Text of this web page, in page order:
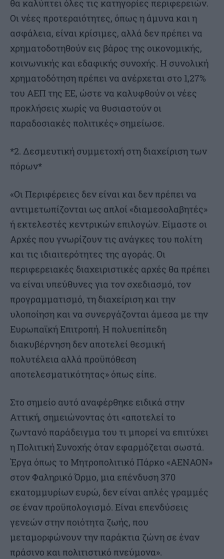
θα καλύπτει όλες τις κατηγορίες περιφερειών.
Οι νέες προτεραιότητες, όπως η άμυνα και η
ασφάλεια, είναι κρίσιμες, αλλά δεν πρέπει να
χρηματοδοτηθούν εις βάρος της οικονομικής,
κοινωνικής και εδαφικής συνοχής. Η συνολική
χρηματοδότηση πρέπει να ανέρχεται στο 1,27%
του ΑΕΠ της ΕΕ, ώστε να καλυφθούν οι νέες
προκλήσεις χωρίς να θυσιαστούν οι
παραδοσιακές πολιτικές» σημείωσε.
*2. Δεσμευτική συμμετοχή στη διαχείριση των
πόρων*
«Οι Περιφέρειες δεν είναι και δεν πρέπει να
αντιμετωπίζονται ως απλοί «διαμεσολαβητές»
ή εκτελεστές κεντρικών επιλογών. Είμαστε οι
Αρχές που γνωρίζουν τις ανάγκες του πολίτη
και τις ιδιαιτερότητες της αγοράς. Οι
περιφερειακές διαχειριστικές αρχές θα πρέπει
να είναι υπεύθυνες για τον σχεδιασμό, τον
προγραμματισμό, τη διαχείριση και την
υλοποίηση και να συνεργάζονται άμεσα με την
Ευρωπαϊκή Επιτροπή. Η πολυεπίπεδη
διακυβέρνηση δεν αποτελεί θεσμική
πολυτέλεια αλλά προϋπόθεση
αποτελεσματικότητας» όπως είπε.
Στο σημείο αυτό αναφέρθηκε ειδικά στην
Αττική, σημειώνοντας ότι «αποτελεί το
ζωντανό παράδειγμα του τι μπορεί να επιτύχει
η Πολιτική Συνοχής όταν εφαρμόζεται σωστά.
Έργα όπως το Μητροπολιτικό Πάρκο «ΑΕΝΑΟΝ»
στον Φαληρικό Όρμο, μια επένδυση 370
εκατομμυρίων ευρώ, δεν είναι απλές γραμμές
σε έναν προϋπολογισμό. Είναι επενδύσεις
γενεών στην ποιότητα ζωής, που
μεταμορφώνουν την παράκτια ζώνη σε έναν
πράσινο και πολιτιστικό πνεύμονα».